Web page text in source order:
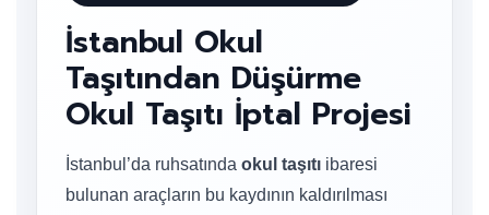
İstanbul Okul
Taşıtından Düşürme
Okul Taşıtı İptal Projesi
İstanbul’da ruhsatında okul taşıtı ibaresi
bulunan araçların bu kaydının kaldırılması